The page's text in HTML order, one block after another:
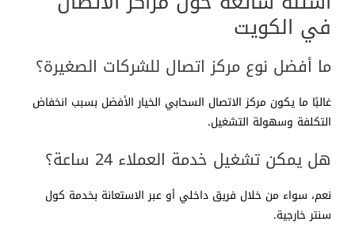
في الكويت
ما أفضل نوع مركز اتصال للشركات الصغيرة؟
غالبًا ما يكون مركز الاتصال السحابي الخيار الأفضل بسبب انخفاض
التكلفة وسهولة التشغيل.
هل يمكن تشغيل خدمة العملاء 24 ساعة؟
نعم، سواء من خلال فريق داخلي أو عبر الاستعانة بخدمة كول
سنتر خارجية.